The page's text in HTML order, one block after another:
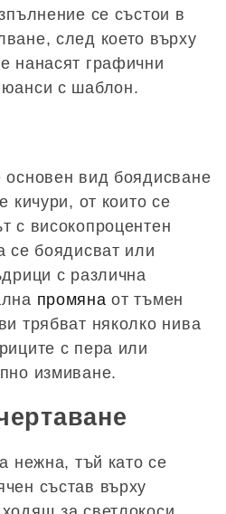
се състои в
след което върху
нанасят графични
с шаблон.
вид боядисване
кичури, от които се
с високопроцентен
се боядисват или
с различна
промяна от тъмен
трябват няколко нива
с пера или
измиване.
нежна, тъй като се
състав върху